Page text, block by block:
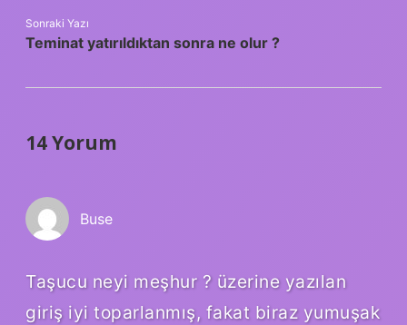
Sonraki Yazı
Teminat yatırıldıktan sonra ne olur ?
14 Yorum
Buse
Taşucu neyi meşhur ? üzerine yazılan
giriş iyi toparlanmış, fakat biraz yumuşak